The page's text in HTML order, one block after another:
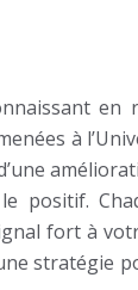
en
à
positif.
fort à
stratégie